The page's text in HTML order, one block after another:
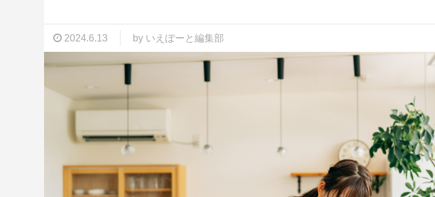
2024.6.13 by いえぽーと編集部